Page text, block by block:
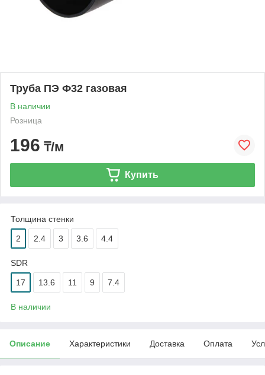
Труба ПЭ Ф32 газовая
В наличии
Розница
196 ₸/м
Купить
Толщина стенки
2 2.4 3 3.6 4.4
SDR
17 13.6 11 9 7.4
В наличии
Описание Характеристики Доставка Оплата